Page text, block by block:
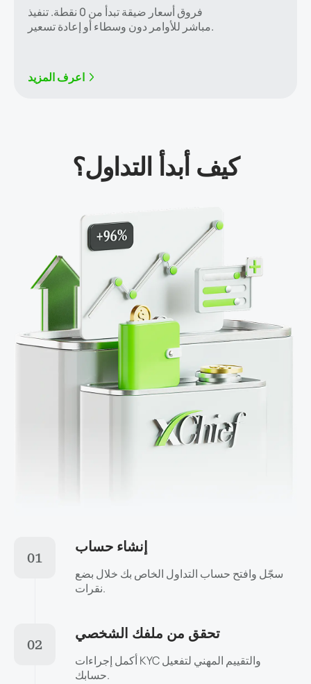
فروق أسعار ضيقة تبدأ من 0 نقطة. تنفيذ
مباشر للأوامر دون وسطاء أو إعادة تسعير.
اعرف المزيد
كيف أبدأ التداول؟
01
إنشاء حساب
سجّل وافتح حساب التداول الخاص بك خلال بضع
نقرات.
02
تحقق من ملفك الشخصي
أكمل إجراءات KYC والتقييم المهني لتفعيل
حسابك.